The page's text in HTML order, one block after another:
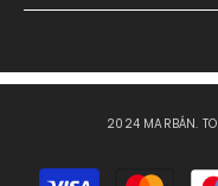
2024 MARBÁN.